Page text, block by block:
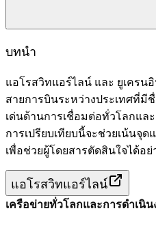
บทนำ
แอโรสวิทแอร์ไลน์ และ ยูเครน
สายการบินระหว่างประเทศที่มี
เด่นด้านการเชื่อมต่อทั่วโลกแล
การเปรียบเทียบนี้จะช่วยเน้นจุ
เพื่อช่วยผู้โดยสารตัดสินใจได้อย่
แอโรสวิทแอร์ไลน์
เครือข่ายทั่วโลกและการดำเนิน